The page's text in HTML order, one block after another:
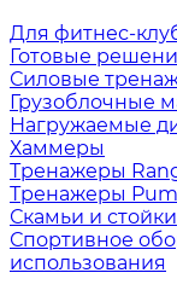
Для фитнес-
Готовые
Силовые
Грузоблочные
Нагружаемые
Хаммеры
Тренажеры
Тренажеры
Скамьи и стойки
Спортивное
использования